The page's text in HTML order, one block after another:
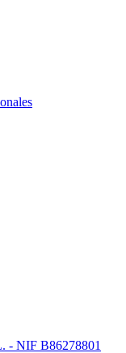
- NIF B86278801